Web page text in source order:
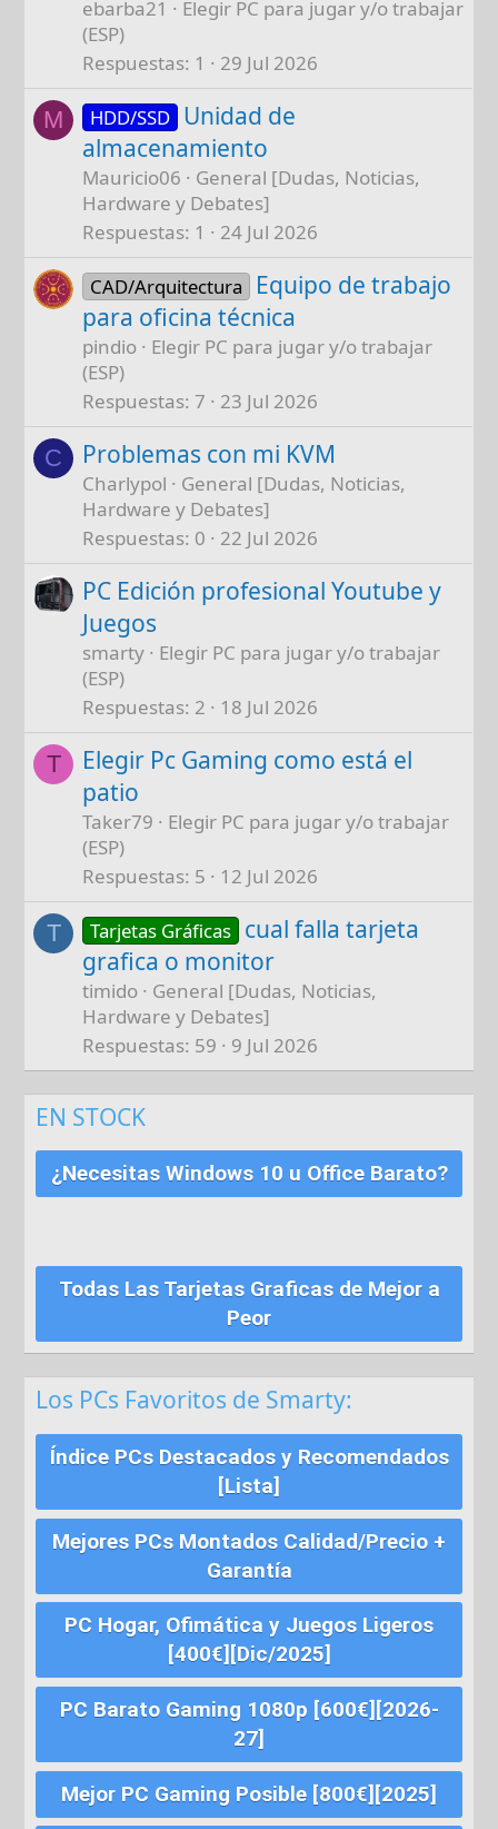
1440p
Se podría modificar alguna cosa en pos de
mejorar a una gráfica mejor, como por
ejemplo una RX9070XT 16gb por 640€, que
ya seria dar un salto importante a la hora de
jugar, pues estamos hablando ya de una
gráfica gama alta, que sería entre 60 y 70%
más rápida!!
Te saldría por unos 1000-1100€ con un
equipo similar
saludos
ebarba21
Elegir PC para jugar y/o trabajar
(ESP)
Respuestas 1 29 Jul 2026
M HDD/SSD Unidad de
almacenamiento
Mauricio06
General [Dudas, Noticias,
Hardware y Debates]
Respuestas 1 24 Jul 2026
CAD/Arquitectura
Equipo de trabajo
para oficina técnica
pindio
Elegir PC para jugar y/o trabajar
(ESP)
Respuestas 7 23 Jul 2026
C Problemas con mi KVM
Charlypol
General [Dudas, Noticias,
Hardware y Debates]
Respuestas 0 22 Jul 2026
PC Edición profesional Youtube y
Juegos
smarty
Elegir PC para jugar y/o trabajar
(ESP)
Respuestas 2 18 Jul 2026
T
Elegir Pc Gaming como está el
patio
Taker79
Elegir PC para jugar y/o trabajar
(ESP)
Respuestas 5 12 Jul 2026
T Tarjetas Gráficas cual falla tarjeta
grafica o monitor
timido
General [Dudas, Noticias,
Hardware y Debates]
Respuestas 59 9 Jul 2026
EN STOCK
¿Necesitas Windows 10 u Office Barato?
Todas Las Tarjetas Graficas de Mejor a
Peor
Los PCs Favoritos de Smarty:
Índice PCs Destacados y Recomendados
[Lista]
Mejores PCs Montados Calidad/Precio +
Garantía
PC Hogar, Ofimática y Juegos Ligeros
[400€][Dic/2025]
PC Barato Gaming 1080p [600€][2026-
27]
Mejor PC Gaming Posible [800€][2025]